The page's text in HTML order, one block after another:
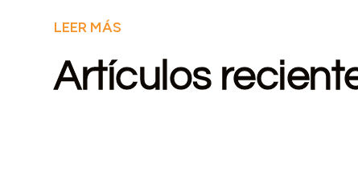
LEER MÁS
Artículos